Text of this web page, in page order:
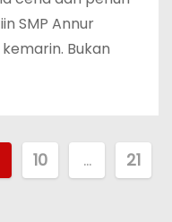
SMP Annur
Bukan
10 … 21